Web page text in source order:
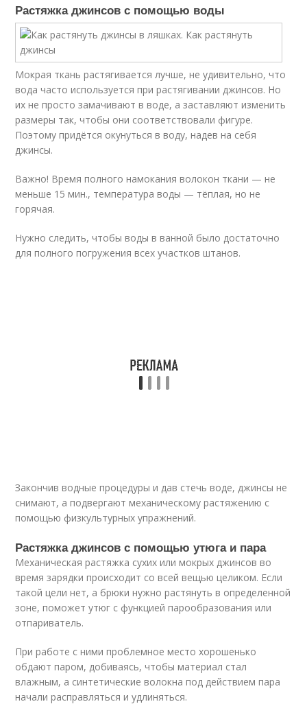
Растяжка джинсов с помощью воды
Мокрая ткань растягивается лучше, не удивительно, что
вода часто используется при растягивании джинсов. Но
их не просто замачивают в воде, а заставляют изменить
размеры так, чтобы они соответствовали фигуре.
Поэтому придётся окунуться в воду, надев на себя
джинсы.
Важно! Время полного намокания волокон ткани — не
меньше 15 мин., температура воды — тёплая, но не
горячая.
Нужно следить, чтобы воды в ванной было достаточно
для полного погружения всех участков штанов.
Закончив водные процедуры и дав стечь воде, джинсы не
снимают, а подвергают механическому растяжению с
помощью физкультурных упражнений.
Растяжка джинсов с помощью утюга и пара
Механическая растяжка сухих или мокрых джинсов во
время зарядки происходит со всей вещью целиком. Если
такой цели нет, а брюки нужно растянуть в определенной
зоне, поможет утюг с функцией парообразования или
отпариватель.
При работе с ними проблемное место хорошенько
обдают паром, добиваясь, чтобы материал стал
влажным, а синтетические волокна под действием пара
начали расправляться и удлиняться.